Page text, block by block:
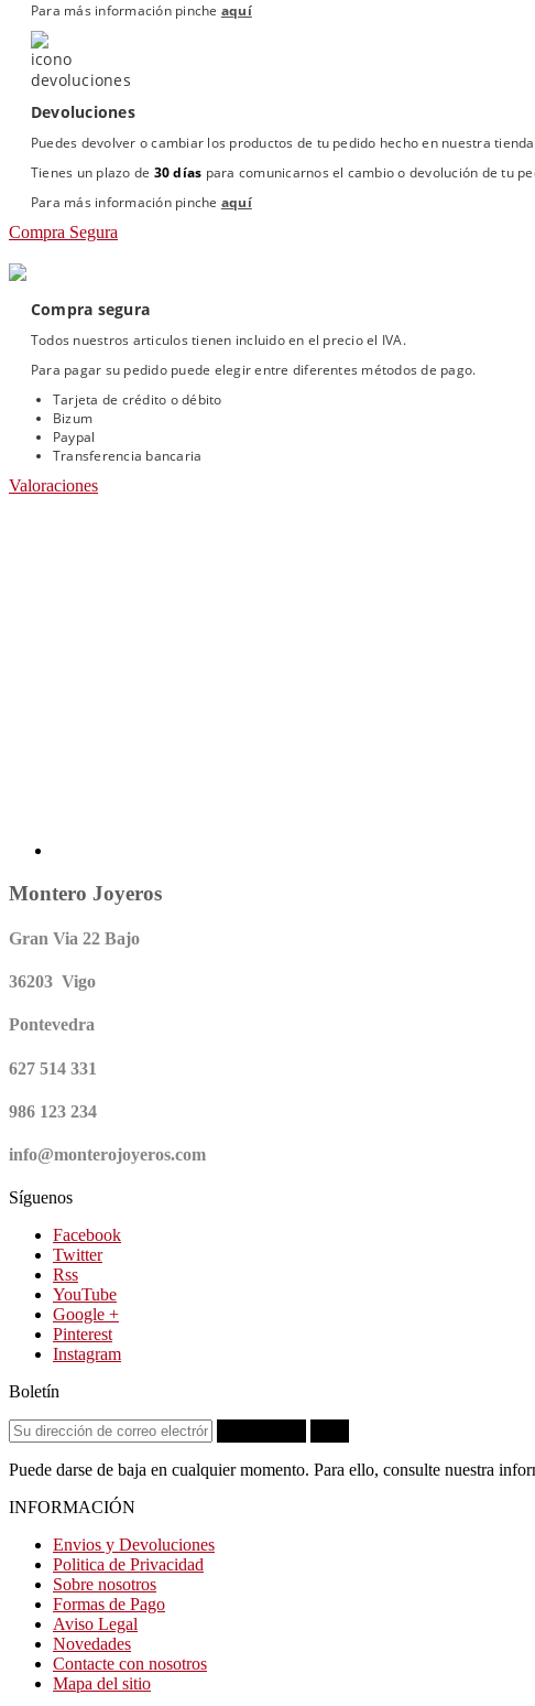
Para más información pinche aquí
Devoluciones
Puedes devolver o cambiar los productos de tu pedido hecho en nuestra
Tienes un plazo de 30 días para comunicarnos el cambio o devolución de tu
Para más información pinche aquí
Compra Segura
Compra segura
Todos nuestros articulos tienen incluido en el precio el IVA.
Para pagar su pedido puede elegir entre diferentes métodos de pago.
Tarjeta de crédito o débito
Bizum
Paypal
Transferencia bancaria
Valoraciones
Montero Joyeros
Gran Via 22 Bajo
36203 Vigo
Pontevedra
627 514 331
986 123 234
info@monterojoyeros.com
Síguenos
Facebook
Twitter
Rss
YouTube
Google +
Pinterest
Instagram
Boletín
Puede darse de baja en cualquier momento. Para ello, consulte nuestra
INFORMACIÓN
Envios y Devoluciones
Politica de Privacidad
Sobre nosotros
Formas de Pago
Aviso Legal
Novedades
Contacte con nosotros
Mapa del sitio